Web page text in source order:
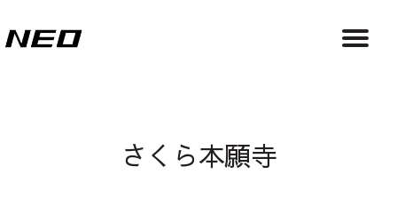
さくら本願寺